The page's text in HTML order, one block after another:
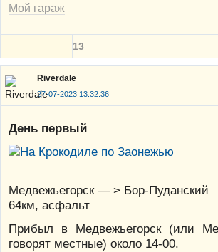
Мой гараж
13
Riverdale
27-07-2023 13:32:36
День первый
Медвежьегорск — > Бор-Пуданский
64км, асфальт
Прибыл в Медвежьегорск (или
говорят местные) около 14-00.